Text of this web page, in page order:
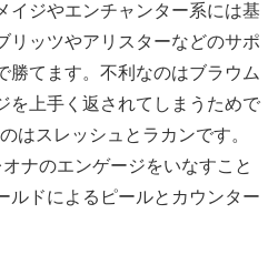
イジやエンチャンター系には基
リッツやアリスターなどのサポ
勝てます。不利なのはブラウム
を上手く返されてしまうためで
はスレッシュとラカンです。
ナのエンゲージをいなすこと
ルドによるピールとカウンター